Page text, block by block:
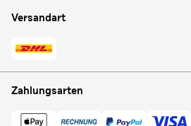
Versandart
Zahlungsarten